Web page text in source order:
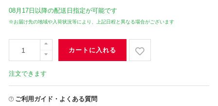
08月17日 以降の配送日指定が可能です
※お届け先の地域や入荷状況等により、上記日程と異なる場合がございます
カートに入れる
注文できます
ご利用ガイド・よくある質問